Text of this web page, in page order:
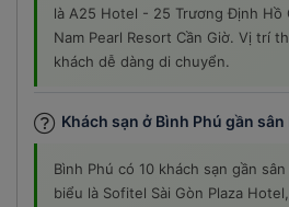
là A25 Hotel - 25 Trương Định Hồ
Nam Pearl Resort Cần Giờ. Vị trí
khách dễ dàng di chuyển.
Khách sạn ở Bình Phú gần sân
Bình Phú có 10 khách sạn gần
biểu là Sofitel Sài Gòn Plaza